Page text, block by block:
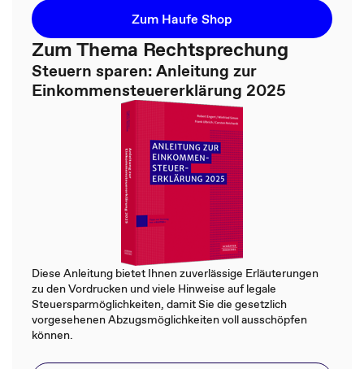
Zum Haufe Shop
Zum Thema Rechtsprechung
Steuern sparen: Anleitung zur
Einkommensteuererklärung 2025
Diese Anleitung bietet Ihnen zuverlässige Erläuterungen
zu den Vordrucken und viele Hinweise auf legale
Steuersparmöglichkeiten, damit Sie die gesetzlich
vorgesehenen Abzugsmöglichkeiten voll ausschöpfen
können.